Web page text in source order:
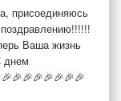
присоединяюсь
Ваша жизнь
днем